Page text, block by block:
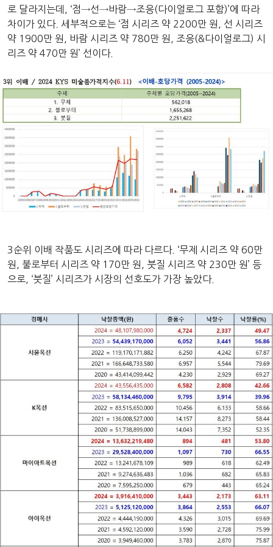
로 달라지는데, ‘점→선→바람→조응(다이얼로그 포함)’에 따라
차이가 있다. 세부적으로는 ‘점 시리즈 약 2200만 원, 선 시리즈
약 1900만 원, 바람 시리즈 약 780만 원, 조응(&다이얼로그) 시
리즈 약 470만 원’ 선이다.
3순위 이배 작품도 시리즈에 따라 다르다. ‘무제 시리즈 약 60만
원, 불로부터 시리즈 약 170만 원, 붓질 시리즈 약 230만 원’ 등
으로, ‘붓질’ 시리즈가 시장의 선호도가 가장 높았다.